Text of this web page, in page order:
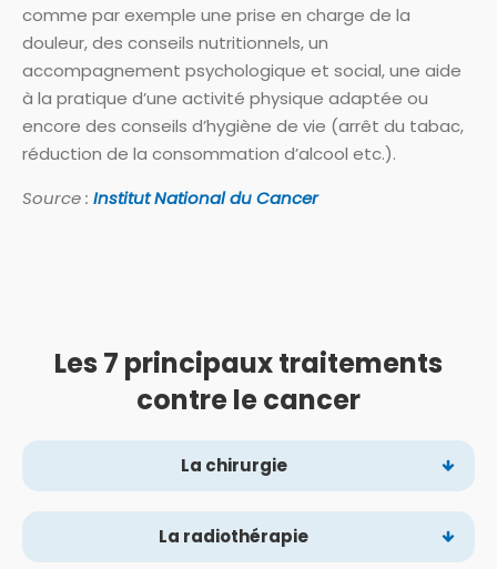
comme par exemple une prise en charge de la
douleur, des conseils nutritionnels, un
accompagnement psychologique et social, une aide
à la pratique d’une activité physique adaptée ou
encore des conseils d’hygiène de vie (arrêt du tabac,
réduction de la consommation d’alcool etc.).
Source : Institut National du Cancer
Les 7 principaux traitements
contre le cancer
La chirurgie
La radiothérapie